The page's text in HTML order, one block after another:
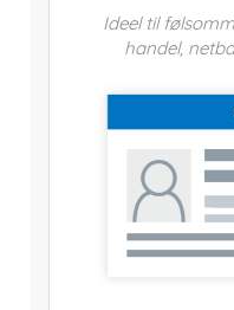
Ideel til
handel,